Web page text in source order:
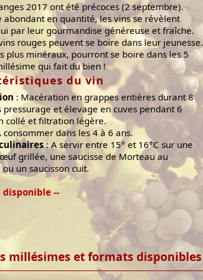
2017 ont été précoces (2 septembre).
abondant en quantité, les vins se révèlent
par leur gourmandise généreuse et fraîche.
rouges peuvent se boire dans leur jeunesse.
plus minéraux, pourront se boire dans les 5
qui fait du bien !
du vin
: Macération en grappes entières durant 8
pressurage et élevage en cuves pendant 6
collé et filtration légère.
consommer dans les 4 à 6 ans.
: A servir entre 15° et 16°C sur une
grillée, une saucisse de Morteau au
un saucisson cuit.
disponible --
millésimes et formats disponibles